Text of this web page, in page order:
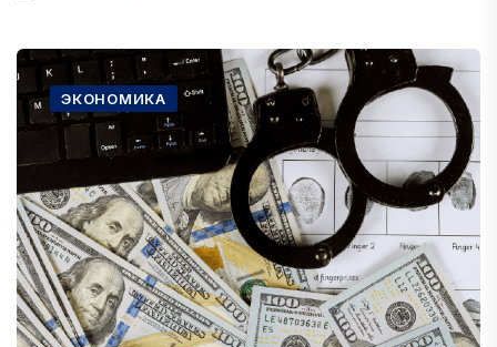
ЭКОНОМИКА